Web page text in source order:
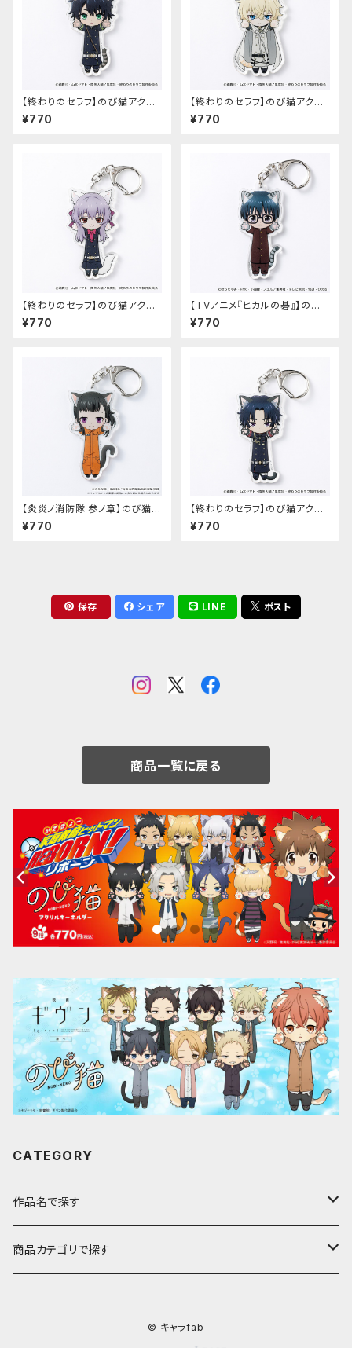
【終わりのセラフ】のび猫アクリ
ルキーホルダー（百夜優一郎）
¥770
【終わりのセラフ】のび猫アクリ
ルキーホルダー（百夜ミカエラ）
¥770
【終わりのセラフ】のび猫アクリ
ルキーホルダー（柊シノア）
¥770
【TVアニメ『ヒカルの碁』】のび
猫アクリルキーホルダー（筒井
公宏）
¥770
【炎炎ノ消防隊 参ノ章】のび猫ア
クリルキーホルダー（茉希 尾瀬）
¥770
【終わりのセラフ】のび猫アクリ
ルキーホルダー（一瀬グレン）
¥770
保存 シェア LINE ポスト
商品一覧に戻る
CATEGORY
作品名で探す
ア行
商品カテゴリで探す
© キャラfab